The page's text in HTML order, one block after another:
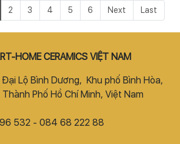
2 3 4 5 6 Next Last
HOME CERAMICS VIỆT NAM
Lộ Bình Dương, Khu phố Bình Hòa,
Phố Hồ Chí Minh, Việt Nam
532 - 084 68 222 88